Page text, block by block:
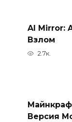
AI Mirror:
Взлом
2.7к.
Версия